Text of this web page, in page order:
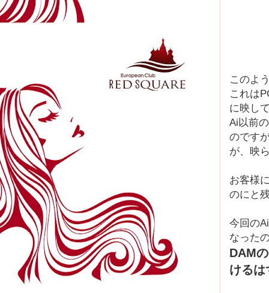
このよ
これは
に映し
Ai以前
のです
が、映
お客様
のにと
今回の
なった
DAM
けるは